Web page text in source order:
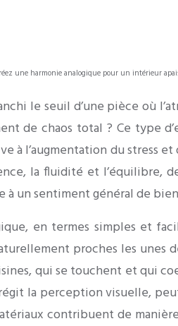
une harmonie analogique pour un intérieur
le seuil d’une pièce où
de chaos total ? Ce type
à l’augmentation du stress et
la fluidité et l’équilibre,
un sentiment général de
en termes simples et
proches les unes
qui se touchent et qui
la perception visuelle,
contribuent de